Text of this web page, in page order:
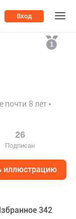
Вход
1
почти 8 лет
26
Подписан
иллюстрацию
342